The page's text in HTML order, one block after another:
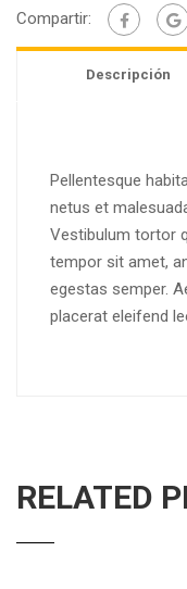
Compartir:
Descripción
Pellentesque
netus et
Vestibulum tortor
tempor sit amet,
egestas semper.
placerat eleifend
RELATED